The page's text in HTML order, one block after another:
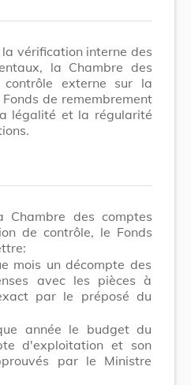
vérification interne des
la Chambre des
externe sur la
de remembrement
légalité et la régularité
des comptes
de contrôle, le Fonds
mois un décompte des
avec les pièces à
par le préposé du
année le budget du
d'exploitation et son
par le Ministre